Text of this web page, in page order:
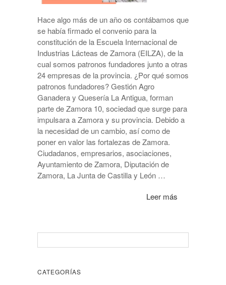
Hace algo más de un año os contábamos que
se había firmado el convenio para la
constitución de la Escuela Internacional de
Industrias Lácteas de Zamora (EILZA), de la
cual somos patronos fundadores junto a otras
24 empresas de la provincia. ¿Por qué somos
patronos fundadores? Gestión Agro
Ganadera y Quesería La Antigua, forman
parte de Zamora 10, sociedad que surge para
impulsara a Zamora y su provincia. Debido a
la necesidad de un cambio, así como de
poner en valor las fortalezas de Zamora.
Ciudadanos, empresarios, asociaciones,
Ayuntamiento de Zamora, Diputación de
Zamora, La Junta de Castilla y León …
Leer más
CATEGORÍAS